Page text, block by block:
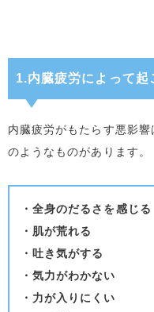
1.内臓疲労によって起
内臓疲労がもたらす悪影
のようなものがあります。
・全身のだるさを感じる
・肌が荒れる
・吐き気がする
・気力がわかない
・力が入りにくい